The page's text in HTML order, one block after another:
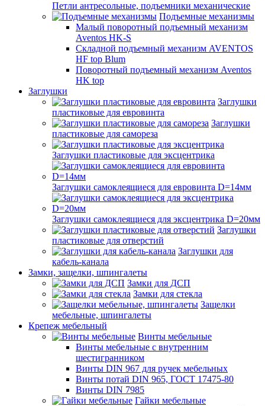
Петли антресольные, подъемники механические
Подъемные механизмы
Малый поворотный подъемный механизм
Aventos HK-S
Складной подъемный механизм AVENTOS
HF top Blum
Поворотный подъемный механизм Aventos
HK top
Заглушки
Заглушки
пластиковые для евровинта
Заглушки
пластиковые для самореза
Заглушки пластиковые для эксцентрика
Заглушки самоклеящиеся для евровинта D=14мм
Заглушки самоклеящиеся для эксцентрика D=20мм
Заглушки
пластиковые для отверстий
Заглушки для
кабель-канала
Замки, защелки, шпингалеты
Замки для ДСП
Замки для стекла
Защелки
мебельные, шпингалеты
Крепеж мебельный
Винты мебельные
Винты мебельные с внутренним
шестигранником
Винты DIN 967 для ручек мебельных
Винты потай DIN 965, ГОСТ 17475-80
Винты DIN 7985
Гайки мебельные